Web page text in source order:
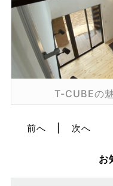
T-CUBEの
前へ 次へ
お